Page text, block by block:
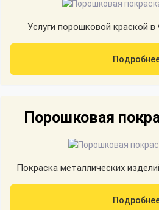
Услуги порошковой краской
Порошковая
Покраска металлических